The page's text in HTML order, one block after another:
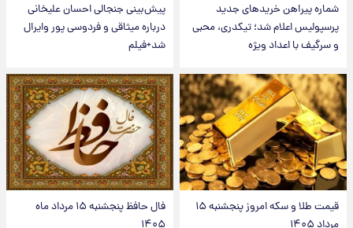
شماره پیراهن خریدهای جدید
پرسپولیس اعلام شد؛ تیکدری، محبی
و سرگیف با اعداد ویژه
پیش‌بینی جنجالی احسان علیخانی
درباره میثاقی و فردوسی پور وایرال
شد+فیلم
قیمت طلا و سکه امروز پنجشنبه ۱۵
فال حافظ پنجشنبه ۱۵ مرداد ماه